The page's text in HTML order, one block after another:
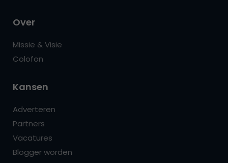
Over
Missie & Visie
Colofon
Kansen
Adverteren
Partners
Vacatures
Blogger worden